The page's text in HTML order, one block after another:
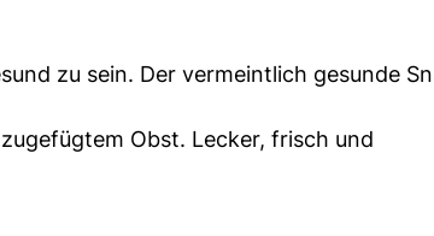
zu sein. Der vermeintlich gesunde
Obst. Lecker, frisch und